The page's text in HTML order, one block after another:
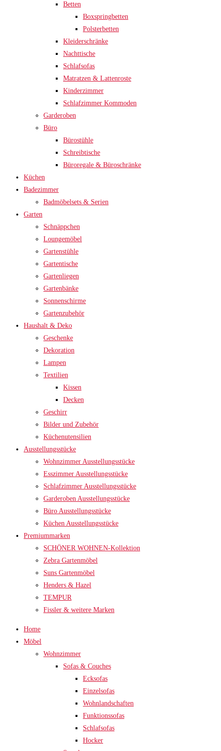
Betten
Boxspringbetten
Polsterbetten
Kleiderschränke
Nachttische
Schlafsofas
Matratzen & Lattenroste
Kinderzimmer
Schlafzimmer Kommoden
Garderoben
Büro
Bürostühle
Schreibtische
Büroregale & Büroschränke
Küchen
Badezimmer
Badmöbelsets & Serien
Garten
Schnäppchen
Loungemöbel
Gartenstühle
Gartentische
Gartenliegen
Gartenbänke
Sonnenschirme
Gartenzubehör
Haushalt & Deko
Geschenke
Dekoration
Lampen
Textilien
Kissen
Decken
Geschirr
Bilder und Zubehör
Küchenutensilien
Ausstellungsstücke
Wohnzimmer Ausstellungsstücke
Esszimmer Ausstellungsstücke
Schlafzimmer Ausstellungsstücke
Garderoben Ausstellungsstücke
Büro Ausstellungsstücke
Küchen Ausstellungsstücke
Premiummarken
SCHÖNER WOHNEN-Kollektion
Zebra Gartenmöbel
Suns Gartenmöbel
Henders & Hazel
TEMPUR
Fissler & weitere Marken
Home
Möbel
Wohnzimmer
Sofas & Couches
Ecksofas
Einzelsofas
Wohnlandschaften
Funktionssofas
Schlafsofas
Hocker